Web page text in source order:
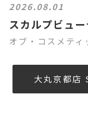
2026.08.01
スカルプビュ
オブ・コスメティ
大丸京都店